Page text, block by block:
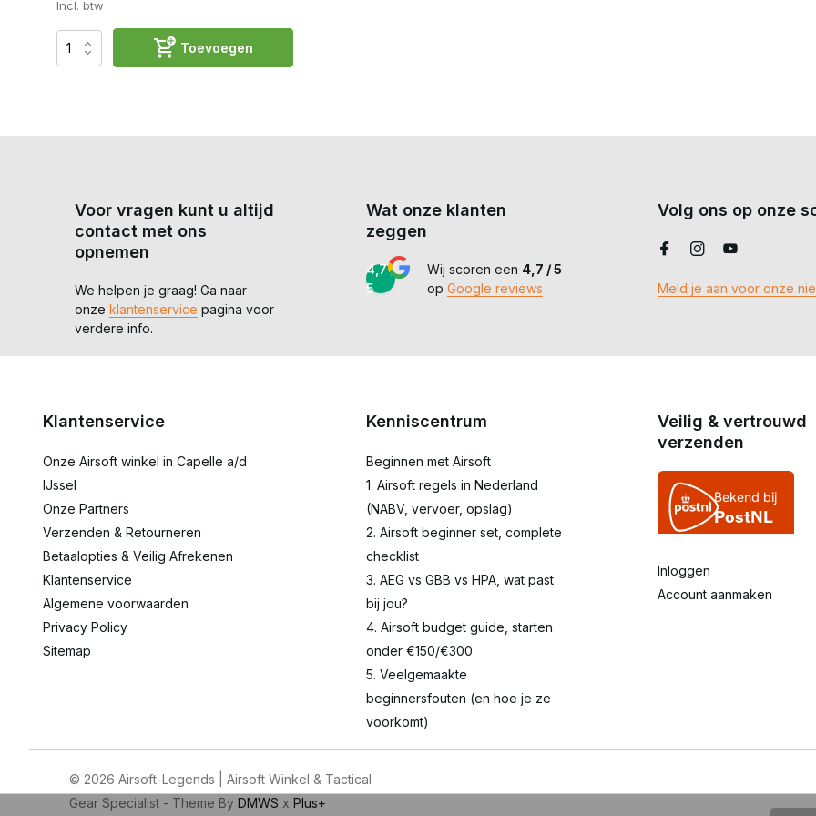
Incl. btw
Toevoegen
Voor vragen kunt u altijd
contact met ons
opnemen
We helpen je graag! Ga naar
onze klantenservice pagina voor
verdere info.
Wat onze klanten
zeggen
4,7 /
5
Wij scoren een 4,7 / 5
op Google reviews
Volg ons op onze
Meld je aan voor onze
Klantenservice
Onze Airsoft winkel in Capelle a/d
IJssel
Onze Partners
Verzenden & Retourneren
Betaalopties & Veilig Afrekenen
Klantenservice
Algemene voorwaarden
Privacy Policy
Sitemap
Kenniscentrum
Beginnen met Airsoft
1. Airsoft regels in Nederland
(NABV, vervoer, opslag)
2. Airsoft beginner set, complete
checklist
3. AEG vs GBB vs HPA, wat past
bij jou?
4. Airsoft budget guide, starten
onder €150/€300
5. Veelgemaakte
beginnersfouten (en hoe je ze
voorkomt)
Veilig & vertrouwd
verzenden
Inloggen
Account aanmaken
© 2026 Airsoft-Legends | Airsoft Winkel & Tactical
Gear Specialist - Theme ByDMWS xPlus+